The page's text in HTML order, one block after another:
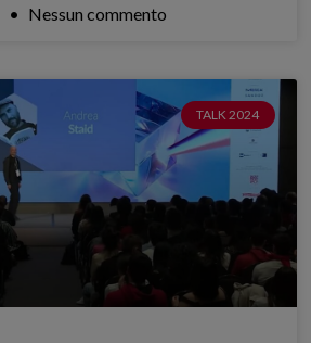
Nessun commento
TALK 2024